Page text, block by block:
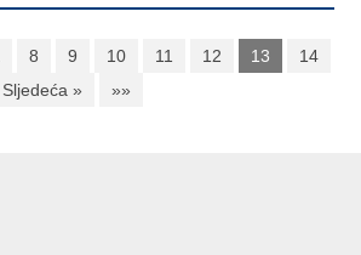
8 9 10 11 12 13
14
Sljedeća » »»